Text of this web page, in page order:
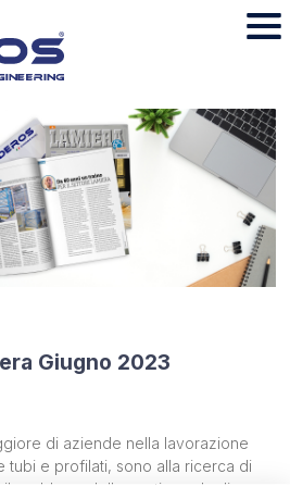
Giugno 2023
di aziende nella lavorazione
tubi e profilati, sono alla ricerca di
il problema della gestione degli